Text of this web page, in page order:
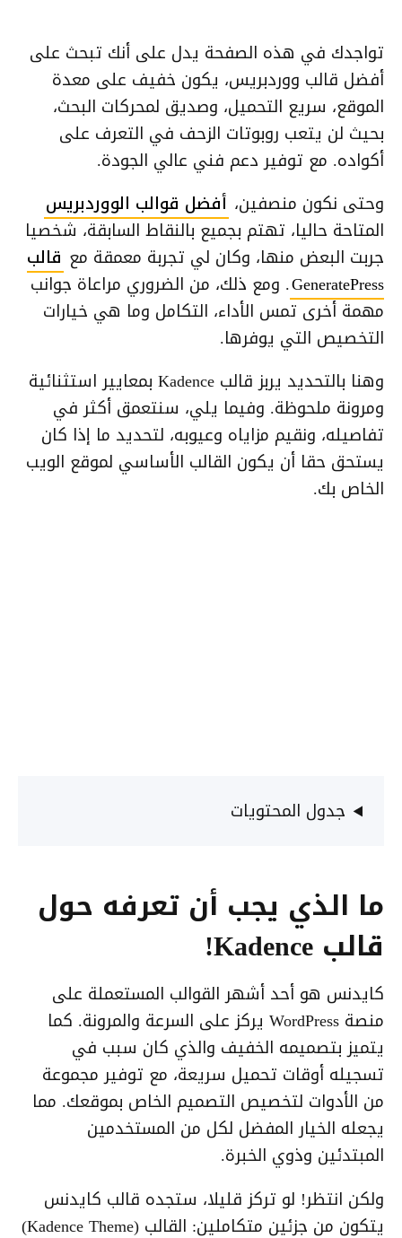
تواجدك في هذه الصفحة يدل على أنك تبحث على
أفضل قالب ووردبريس، يكون خفيف على معدة
الموقع، سريع التحميل، وصديق لمحركات البحث،
بحيث لن يتعب روبوتات الزحف في التعرف على
أكواده. مع توفير دعم فني عالي الجودة.
وحتى نكون منصفين، أفضل قوالب الووردبريس
المتاحة حاليا، تهتم بجميع بالنقاط السابقة، شخصيا
جربت البعض منها، وكان لي تجربة معمقة مع قالب
GeneratePress. ومع ذلك، من الضروري مراعاة جوانب
مهمة أخرى تمس الأداء، التكامل وما هي خيارات
التخصيص التي يوفرها.
وهنا بالتحديد يربز قالب Kadence بمعايير استثنائية
ومرونة ملحوظة. وفيما يلي، سنتعمق أكثر في
تفاصيله، ونقيم مزاياه وعيوبه، لتحديد ما إذا كان
يستحق حقا أن يكون القالب الأساسي لموقع الويب
الخاص بك.
جدول المحتويات
ما الذي يجب أن تعرفه حول
قالب Kadence!
كايدنس هو أحد أشهر القوالب المستعملة على
منصة WordPress يركز على السرعة والمرونة. كما
يتميز بتصميمه الخفيف والذي كان سبب في
تسجيله أوقات تحميل سريعة، مع توفير مجموعة
من الأدوات لتخصيص التصميم الخاص بموقعك. مما
يجعله الخيار المفضل لكل من المستخدمين
المبتدئين وذوي الخبرة.
ولكن انتظر! لو تركز قليلا، ستجده قالب كايدنس
يتكون من جزئين متكاملين: القالب (Kadence Theme)